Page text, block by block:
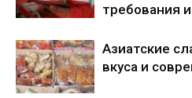
требования
Азиатские
вкуса и